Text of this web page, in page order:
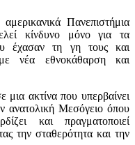
Πανεπιστήμια
κίνδυνο μόνο για τα
έχασαν τη γη τους και
νέα εθνοκάθαρση και
μια ακτίνα που υπερβαίνει
ανατολική Μεσόγειο όπου
και πραγματοποιεί
την σταθερότητα και την